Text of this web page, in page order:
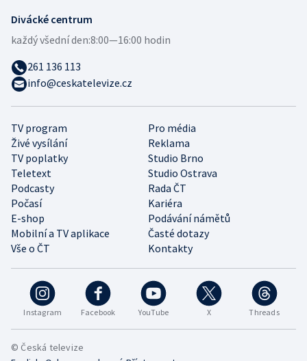
Instagram Facebook YouTube X Threads
TV program
Pro média
Živé vysílání
Reklama
TV poplatky
Studio Brno
Teletext
Studio Ostrava
Podcasty
Rada ČT
Počasí
Kariéra
E-shop
Podávání námětů
Mobilní a TV aplikace
Časté dotazy
Vše o ČT
Kontakty
Divácké centrum
každý všední den:8:00—16:00 hodin
261 136 113
info@ceskatelevize.cz
© Česká televize